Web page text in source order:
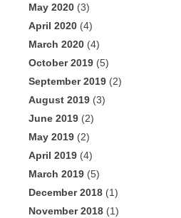
May 2020 (3)
April 2020 (4)
March 2020 (4)
October 2019 (5)
September 2019 (2)
August 2019 (3)
June 2019 (2)
May 2019 (2)
April 2019 (4)
March 2019 (5)
December 2018 (1)
November 2018 (1)